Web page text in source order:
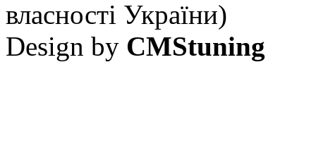
власності України)
Design by CMStuning